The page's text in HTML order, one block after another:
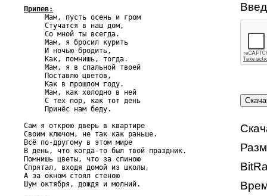
Припев:
Мам, пусть осень и гром
     Стучатся в наш дом,
     Со мной ты всегда.
     Мам, я бросил курить
     И ночью бродить,
     Как, помнишь, тогда.
     Мам, я в спальной твоей
     Поставлю цветов,
     Как в прошлом году.
     Мам, как холодно в ней
     С тех пор, как тот день
     Принёс нам беду.
Сам я открою дверь в квартире
Своим ключом, не так как раньше.
Всё по-другому в этом мире
В день, что когда-то был твой праздник.
Помнишь цветы, что за спиною
Спрятал, входя домой из школы,
А за окном стоял стеною
Шум октября, дождя и молний.